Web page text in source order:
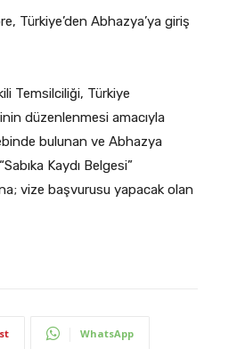
Türkiye’den Abhazya’ya giriş
Temsilciliği, Türkiye
düzenlenmesi amacıyla
bulunan ve Abhazya
Kaydı Belgesi”
vize başvurusu yapacak olan
WhatsApp